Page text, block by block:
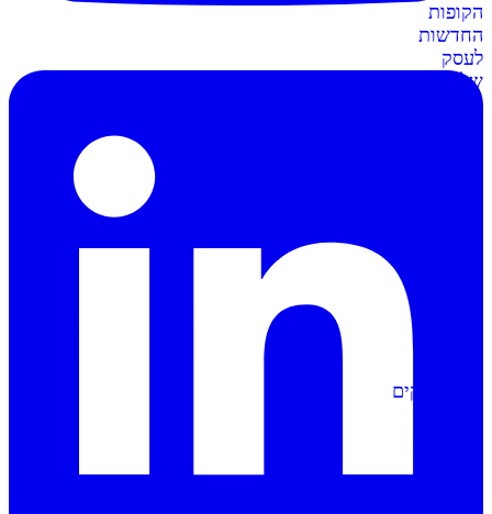
הקופות
החדשות
לעסק
שלכם
מתממשקים